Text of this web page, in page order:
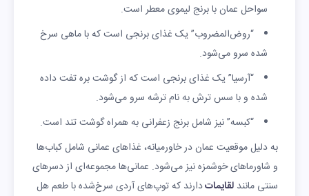
سواحل عمان با برنج لیموی معطر است.
“روض‌المضروب” یک غذای برنجی است که با ماهی سرخ
شده سرو می‌شود.
“آرسیا” یک غذای برنجی است که از گوشت بره تفت داده
شده و با سس ترش به نام ترشه سرو می‌شود.
“کبسه” نیز شامل برنج زعفرانی به همراه گوشت تند است.
به دلیل موقعیت عمان در خاورمیانه، غذاهای عمانی شامل کباب‌ها
و شاورماهای خوشمزه نیز می‌شود. عمانی‌ها مجموعه‌ای از دسرهای
سنتی مانند لقایماتدارند که توپ‌های آردی سرخ‌شده با طعم هل